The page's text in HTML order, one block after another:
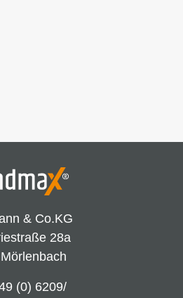
& Co.KG
28a
(0) 6209/